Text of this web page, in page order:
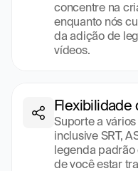
concentre na
enquanto nós
da adição de
vídeos.
Flexibilidade
Suporte a
inclusive SRT,
legenda padrão
de você estar